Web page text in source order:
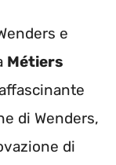
e
Métiers
di Wenders,
di